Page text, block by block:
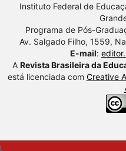
Instituto Federal de
Programa de Pós-
Av. Salgado Filho, 1559,
E-mail:
A Revista Brasileira da
está licenciada com Creative